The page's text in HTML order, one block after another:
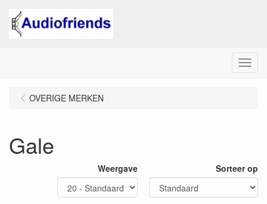
Menu
OVERIGE MERKEN
Gale
Weergave Sorteer op